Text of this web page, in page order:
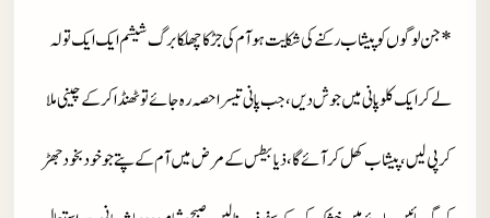
* جن لوگوں کو پیشاب رکنے کی شکایت ہو آم کی جڑ کا چھلکا برگ شیشم ایک ایک تولہ
لے کر ایک کلو پانی میں جوش دیں ، جب پانی تیسرا حصہ رہ جائے تو ٹھنڈا کر کے چینی ملا
کر پی لیں ، پیشاب کھل کر آئے گا ، ذیابیطس کے مرض میں آم کے پتے جو خود بخود جھڑ